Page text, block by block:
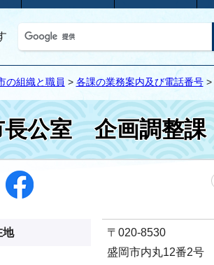
の組織と職員 > 各課の業務案内及び電話番号>
長公室 企画調整課
地
〒020-8530
盛岡市内丸12番2号